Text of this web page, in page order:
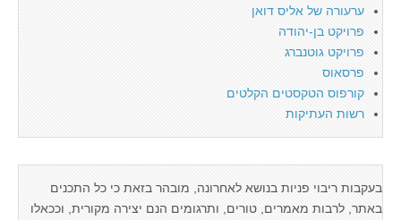
ערעורה של אליס דואן
פרויקט בן-יהודה
פרויקט גוטנברג
פרסאוס
קורפוס הטקסטים הקלטים
רשות העתיקות
בעקבות ריבוי פניות בנושא לאחרונה, מובהר בזאת כי כל התכנים
באתר, לרבות מאמרים, טורים, ותרגומים הנם יצירה מקורית, וככאלו